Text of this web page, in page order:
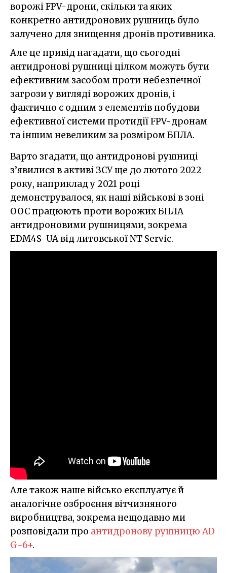
ворожі FPV-дрони, скільки та яких
конкретно антидронових рушниць було
залучено для знищення дронів противника.
Але це привід нагадати, що сьогодні
антидронові рушниці цілком можуть бути
ефективним засобом проти небезпечної
загрози у вигляді ворожих дронів, і
фактично є одним з елементів побудови
ефективної системи протидії FPV-дронам
та іншим невеликим за розміром БПЛА.
Варто згадати, що антидронові рушниці
з’явилися в активі ЗСУ ще до лютого 2022
року, наприклад у 2021 році
демонструвалося, як наші військові в зоні
ООС працюють проти ворожих БПЛА
антидроновими рушницями, зокрема
EDM4S-UА від литовської NT Servic.
Але також наше військо експлуатує й
аналогічне озброєння вітчизняного
виробництва, зокрема нещодавно ми
розповідали про антидронову рушницю AD
G-6+.